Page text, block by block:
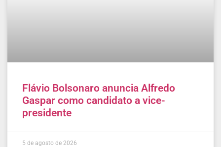
Flávio Bolsonaro anuncia Alfredo
Gaspar como candidato a vice-
presidente
5 de agosto de 2026